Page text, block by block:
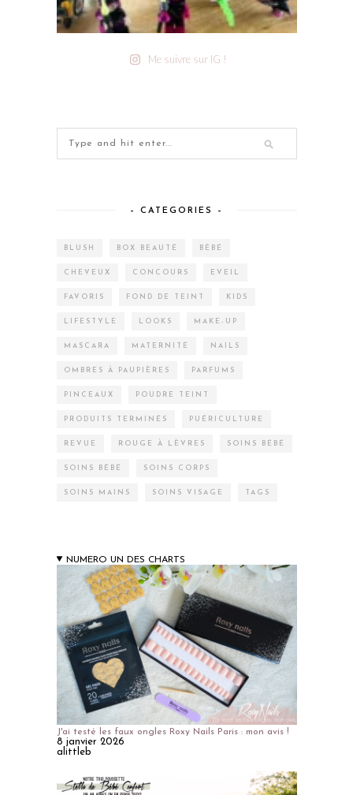
Me suivre sur IG !
– CATEGORIES –
BLUSH BOX BEAUTÉ BÉBÉ
CHEVEUX CONCOURS EVEIL
FAVORIS FOND DE TEINT KIDS
LIFESTYLE LOOKS MAKE-UP
MASCARA MATERNITÉ NAILS
OMBRES À PAUPIÈRES PARFUMS
PINCEAUX POUDRE TEINT
PRODUITS TERMINÉS PUÉRICULTURE
REVUE ROUGE À LÈVRES SOINS BÉBÉ
SOINS BÉBÉ SOINS CORPS
SOINS MAINS SOINS VISAGE TAGS
NUMERO UN DES CHARTS
J'ai testé les faux ongles Roxy Nails Paris : mon avis !
8 janvier 2026
alittleb